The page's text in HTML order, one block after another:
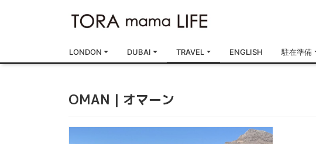
LONDON DUBAI TRAVEL ENGLISH 駐在準備
OMAN｜オマーン